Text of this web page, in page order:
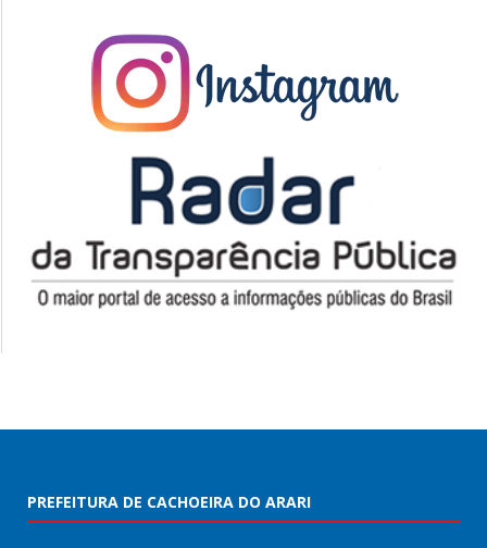
PREFEITURA DE CACHOEIRA DO ARARI